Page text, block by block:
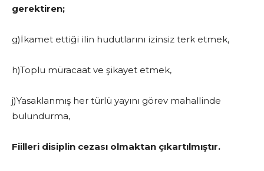
gerektiren;
g)İkamet ettiği ilin hudutlarını izinsiz terk etmek,
h)Toplu müracaat ve şikayet etmek,
j)Yasaklanmış her türlü yayını görev mahallinde
bulundurma,
Fiilleri disiplin cezası olmaktan çıkartılmıştır.